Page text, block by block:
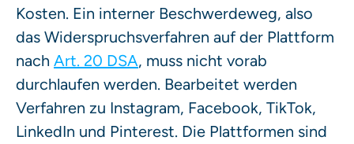
Kosten. Ein interner Beschwerdeweg, also
das Widerspruchsverfahren auf der Plattform
nach Art. 20 DSA, muss nicht vorab
durchlaufen werden. Bearbeitet werden
Verfahren zu Instagram, Facebook, TikTok,
LinkedIn und Pinterest. Die Plattformen sind